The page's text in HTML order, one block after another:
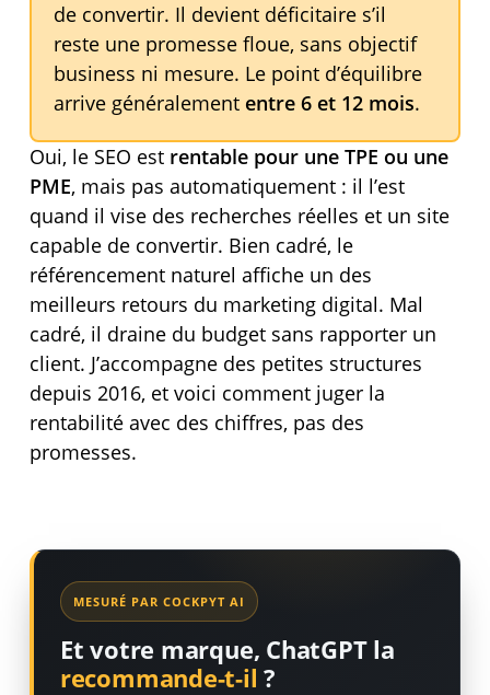
de convertir. Il devient déficitaire s’il
reste une promesse floue, sans objectif
business ni mesure. Le point d’équilibre
arrive généralement entre 6 et 12 mois.
Oui, le SEO est rentable pour une TPE ou une
PME, mais pas automatiquement : il l’est
quand il vise des recherches réelles et un site
capable de convertir. Bien cadré, le
référencement naturel affiche un des
meilleurs retours du marketing digital. Mal
cadré, il draine du budget sans rapporter un
client. J’accompagne des petites structures
depuis 2016, et voici comment juger la
rentabilité avec des chiffres, pas des
promesses.
MESURÉ PAR COCKPYT AI
Et votre marque, ChatGPT la
recommande-t-il ?